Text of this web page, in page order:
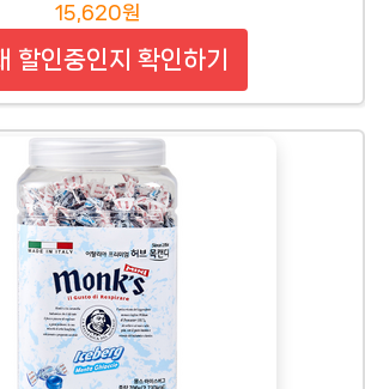
15,620원
할인중인지 확인하기